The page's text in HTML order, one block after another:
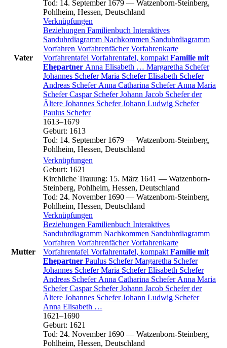
Vater
Tod: 14. September 1679 — Watzenborn-Steinberg,
Pohlheim, Hessen, Deutschland
Verknüpfungen
Beziehungen Familienbuch Interaktives
Sanduhrdiagramm Nachkommen Sanduhrdiagramm
Vorfahren VorfahrenfächerVorfahrenkarte
Vorfahrentafel Vorfahrentafel, kompakt Familie mit
Ehepartner Anna Elisabeth … Margaretha Schefer
Johannes Schefer Maria Schefer Elisabeth Schefer
Andreas Schefer Anna Catharina Schefer Anna Maria
Schefer Caspar Schefer Johann Jacob Scheferder
Ältere Johannes Schefer Johann Ludwig Schefer
Paulus Schefer
1613–1679
Geburt: 1613
Tod: 14. September 1679 — Watzenborn-Steinberg,
Pohlheim, Hessen, Deutschland
Mutter
Verknüpfungen
Geburt: 1621
Kirchliche Trauung: 15. März 1641 — Watzenborn-
Steinberg, Pohlheim, Hessen, Deutschland
Tod: 24. November 1690 — Watzenborn-Steinberg,
Pohlheim, Hessen, Deutschland
Verknüpfungen
Beziehungen Familienbuch Interaktives
Sanduhrdiagramm Nachkommen Sanduhrdiagramm
Vorfahren VorfahrenfächerVorfahrenkarte
Vorfahrentafel Vorfahrentafel, kompakt Familie mit
Ehepartner Paulus Schefer Margaretha Schefer
Johannes Schefer Maria Schefer Elisabeth Schefer
Andreas Schefer Anna Catharina Schefer Anna Maria
Schefer Caspar Schefer Johann Jacob Scheferder
Ältere Johannes Schefer Johann Ludwig Schefer
Anna Elisabeth …
1621–1690
Geburt: 1621
Tod: 24. November 1690 — Watzenborn-Steinberg,
Pohlheim, Hessen, Deutschland